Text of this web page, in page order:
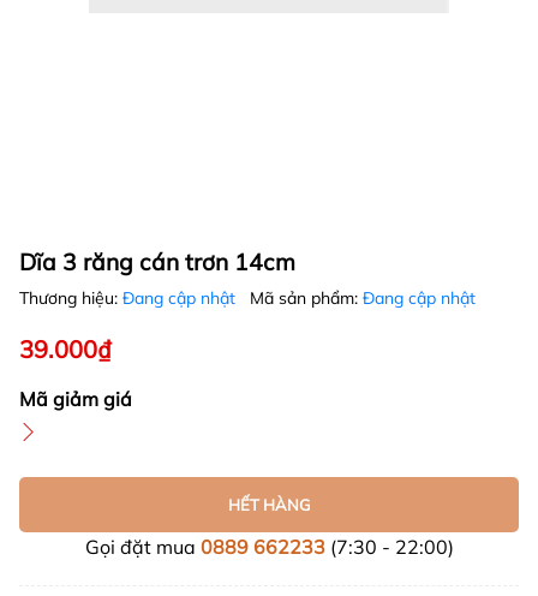
Dĩa 3 răng cán trơn 14cm
Thương hiệu: Đang cập nhật Mã sản phẩm: Đang cập nhật
39.000₫
Mã giảm giá
HẾT HÀNG
Gọi đặt mua 0889 662233(7:30 - 22:00)